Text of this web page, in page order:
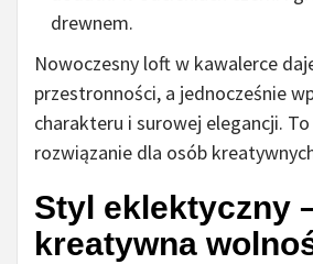
drewnem.
Nowoczesny loft w kawalerce
przestronności, a jednocześnie
charakteru i surowej elegancji.
rozwiązanie dla osób
Styl eklektyczny
kreatywna